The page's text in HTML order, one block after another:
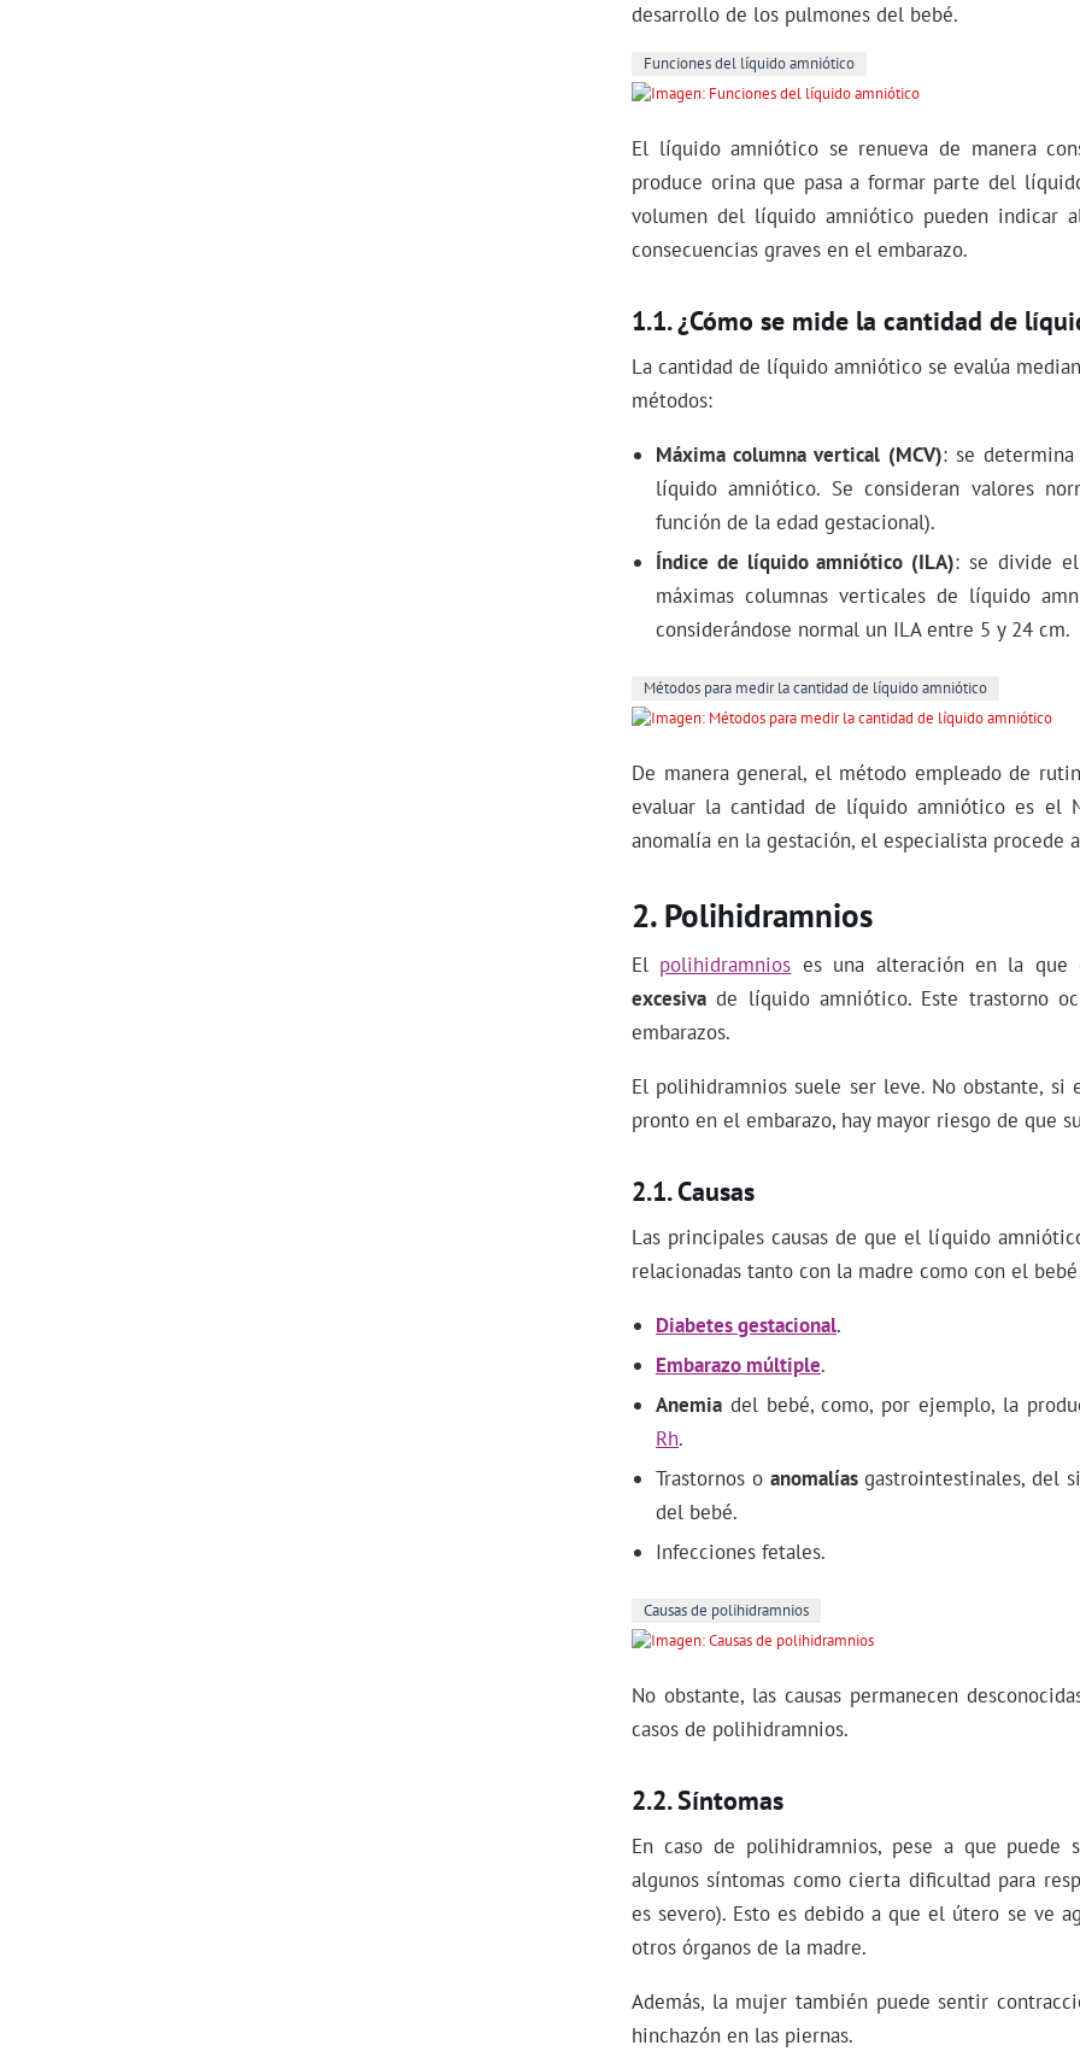
desarrollo de los pulmones del bebé.
Funciones del líquido amniótico
El líquido amniótico se renueva de manera
produce orina que pasa a formar parte del
volumen del líquido amniótico pueden indicar
consecuencias graves en el embarazo.
¿Cómo se mide la cantidad de
La cantidad de líquido amniótico se evalúa
métodos:
Máxima columna vertical (MCV): se
líquido amniótico. Se consideran valores
función de la edad gestacional).
Índice de líquido amniótico (ILA): se divide
máximas columnas verticales de líquido
considerándose normal un ILA entre 5 y 24 cm.
Métodos para medir la cantidad de líquido amniótico
De manera general, el método empleado de
evaluar la cantidad de líquido amniótico es el
anomalía en la gestación, el especialista procede
Polihidramnios
El polihidramnios es una alteración en la que
excesiva de líquido amniótico. Este trastorno
embarazos.
El polihidramnios suele ser leve. No obstante, si
pronto en el embarazo, hay mayor riesgo de que
Causas
Las principales causas de que el líquido
relacionadas tanto con la madre como con el
Diabetes gestacional.
Embarazo múltiple.
Anemia del bebé, como, por ejemplo, la
Rh.
Trastornos o anomalíasgastrointestinales, del
del bebé.
Infecciones fetales.
Causas de polihidramnios
No obstante, las causas permanecen
casos de polihidramnios.
Síntomas
En caso de polihidramnios, pese a que
algunos síntomas como cierta dificultad para
es severo). Esto es debido a que el útero se ve
otros órganos de la madre.
Además, la mujer también puede sentir
hinchazón en las piernas.